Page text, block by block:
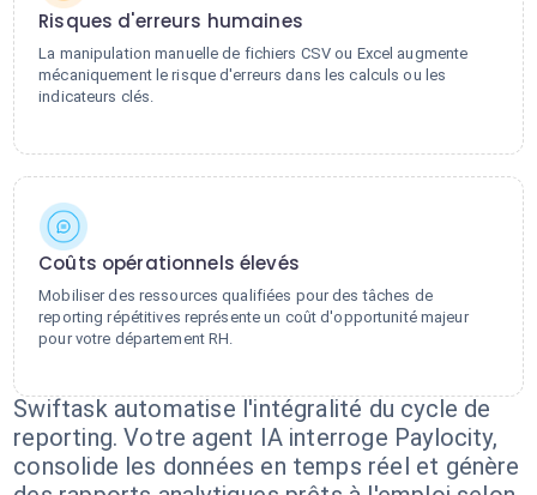
Risques d'erreurs humaines
La manipulation manuelle de fichiers CSV ou Excel augmente
mécaniquement le risque d'erreurs dans les calculs ou les
indicateurs clés.
Coûts opérationnels élevés
Mobiliser des ressources qualifiées pour des tâches de
reporting répétitives représente un coût d'opportunité majeur
pour votre département RH.
Swiftask automatise l'intégralité du cycle de
reporting. Votre agent IA interroge Paylocity,
consolide les données en temps réel et génère